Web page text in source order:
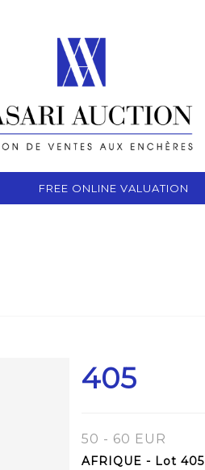
FREE ONLINE VALUATION
405
50 - 60 EUR
AFRIQUE - Lot 405